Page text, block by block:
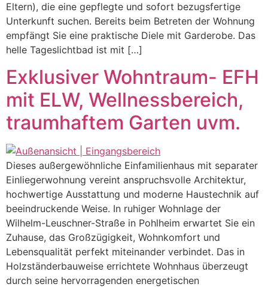
Eltern), die eine gepflegte und sofort bezugsfertige
Unterkunft suchen. Bereits beim Betreten der Wohnung
empfängt Sie eine praktische Diele mit Garderobe. Das
helle Tageslichtbad ist mit […]
Exklusiver Wohntraum- EFH
mit ELW, Wellnessbereich,
traumhaftem Garten uvm.
Dieses außergewöhnliche Einfamilienhaus mit separater
Einliegerwohnung vereint anspruchsvolle Architektur,
hochwertige Ausstattung und moderne Haustechnik auf
beeindruckende Weise. In ruhiger Wohnlage der
Wilhelm-Leuschner-Straße in Pohlheim erwartet Sie ein
Zuhause, das Großzügigkeit, Wohnkomfort und
Lebensqualität perfekt miteinander verbindet. Das in
Holzständerbauweise errichtete Wohnhaus überzeugt
durch seine hervorragenden energetischen